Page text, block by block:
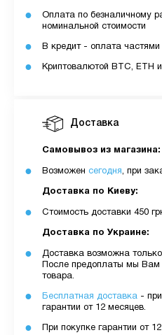
Вартість пристрою це
MyCloudStore.
Доставка
Самовывоз из магазина:
Возможен сегодня, при
Доставка по Киеву:
Стоимость доставки 450
Доставка по Украине:
Доставка возможна
После предоплаты мы Вам
товара.
Бесплатная доставка -
гарантии от 12 месяцев.
При покупке гарантии от
Оплата по безналичному
номинальной стоимости
В кредит - оплата
Криптовалютой BTC, ETH и